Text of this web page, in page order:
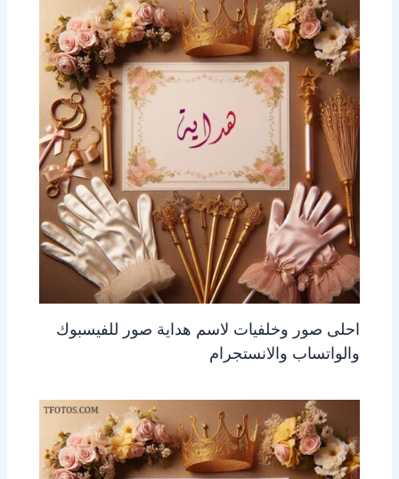
احلى صور وخلفيات لاسم هداية صور للفيسبوك
والواتساب والانستجرام